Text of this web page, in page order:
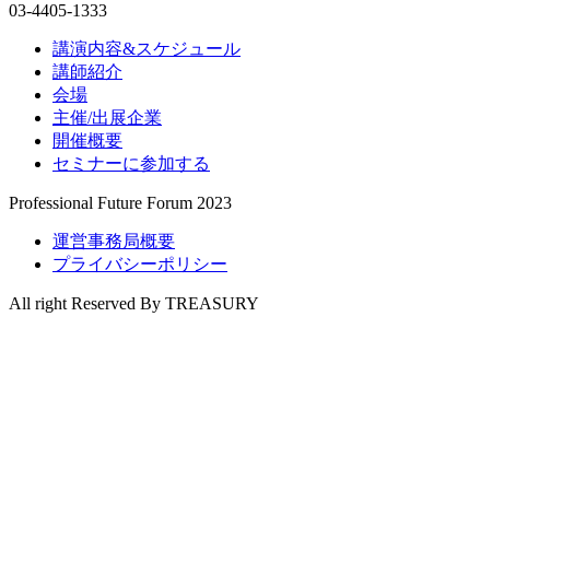
03-4405-1333
講演内容&スケジュール
講師紹介
会場
主催/出展企業
開催概要
セミナーに参加する
Professional Future Forum 2023
運営事務局概要
プライバシーポリシー
All right Reserved By TREASURY